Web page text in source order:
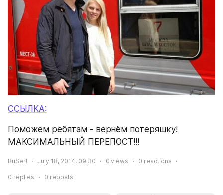
ССЫЛКА:
Поможем ребятам - вернём потеряшку!
МАКСИМАЛЬНЫЙ ПЕРЕПОСТ!!!
BuSer! July 18, 2014, 09:30 0 views 0 reactions
0 replies 0 reposts